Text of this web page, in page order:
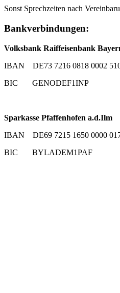
Sonst Sprechzeiten nach
Bankverbindungen:
Volksbank Raiffeisenbank
IBAN DE73 7216 0818 0002
BIC GENODEF1INP
Sparkasse Pfaffenhofen a.d.Ilm
IBAN DE69 7215 1650 0000
BIC BYLADEM1PAF